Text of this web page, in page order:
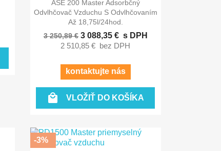
ASE 200 Master Adsorbčný
Odvlhčovač Vzduchu S Odvlhčovaním
Až 18,75l/24hod.
3 250,89 € 3 088,35 € s DPH
2 510,85 € bez DPH
kontaktujte nás
 VLOŽIŤ DO KOŠÍKA
-3%